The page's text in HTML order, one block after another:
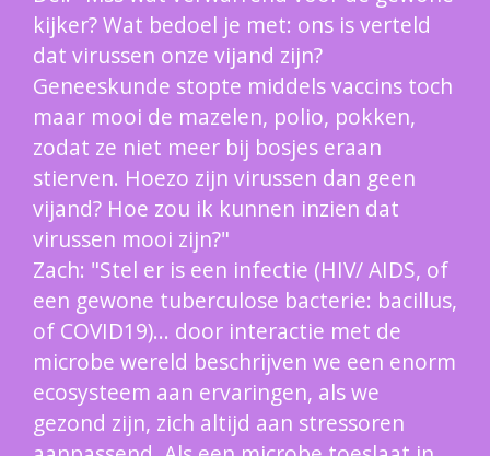
kijker? Wat bedoel je met: ons is verteld
dat virussen onze vijand zijn?
Geneeskunde stopte middels vaccins toch
maar mooi de mazelen, polio, pokken,
zodat ze niet meer bij bosjes eraan
stierven. Hoezo zijn virussen dan geen
vijand? Hoe zou ik kunnen inzien dat
virussen mooi zijn?"
Zach: "Stel er is een infectie (HIV/ AIDS, of
een gewone tuberculose bacterie: bacillus,
of COVID19)... door interactie met de
microbe wereld beschrijven we een enorm
ecosysteem aan ervaringen, als we
gezond zijn, zich altijd aan stressoren